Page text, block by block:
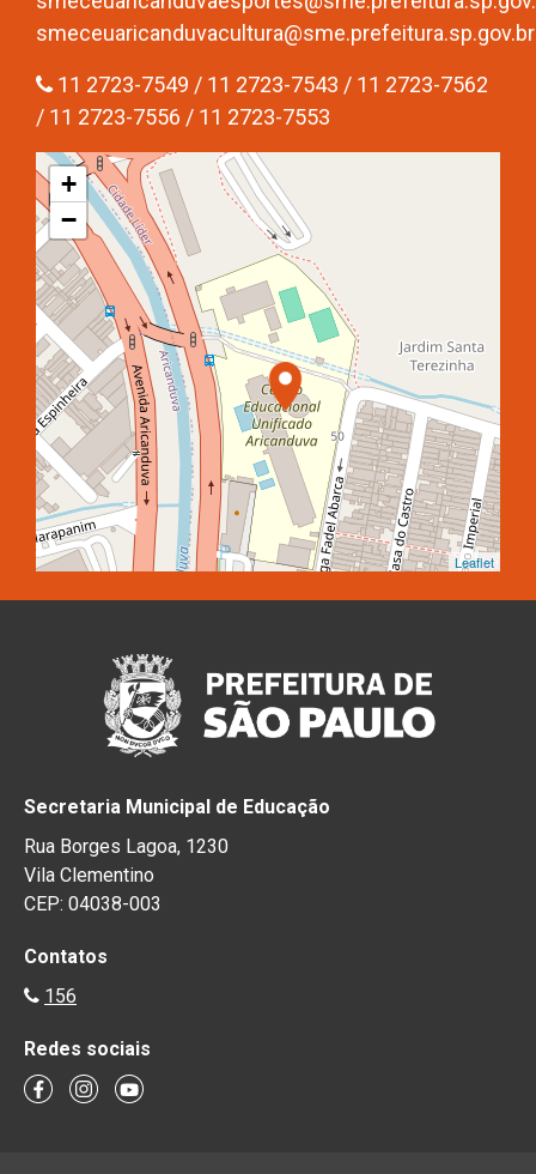
smeceuaricanduvacultura@sme.prefeitura.sp.gov.br
11 2723-7549 / 11 2723-7543 / 11 2723-7562
/ 11 2723-7556 / 11 2723-7553
+
−
Leaflet
Secretaria Municipal de Educação
Rua Borges Lagoa, 1230
Vila Clementino
CEP: 04038-003
Contatos
156
Redes sociais